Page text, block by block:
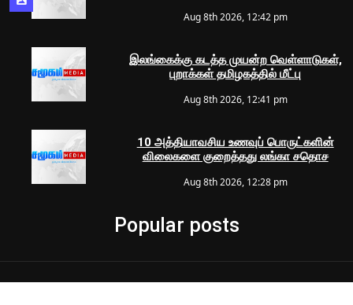
Aug 8th 2026, 12:42 pm
இலங்கைக்கு கடத்த முயன்ற வெள்ளாடுகள்,
புறாக்கள் தமிழகத்தில் மீட்பு
Aug 8th 2026, 12:41 pm
10 அத்தியாவசிய உணவுப் பொருட்களின்
விலைகளை குறைத்தது லங்கா சதொச
Aug 8th 2026, 12:28 pm
Popular posts